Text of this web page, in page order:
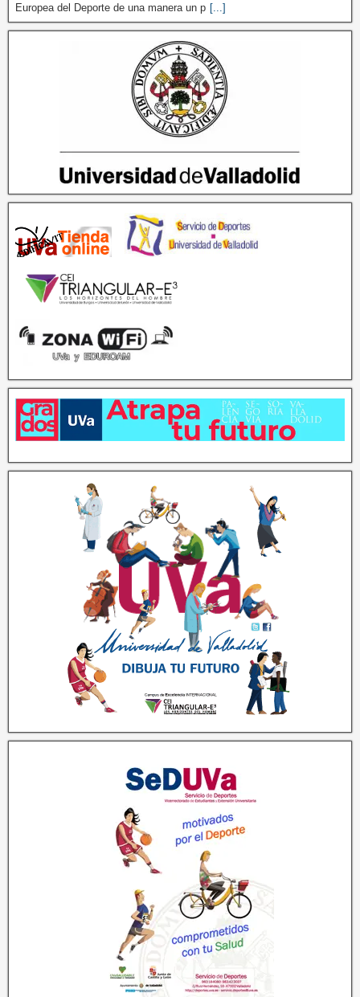
Europea del Deporte de una manera un p [...]